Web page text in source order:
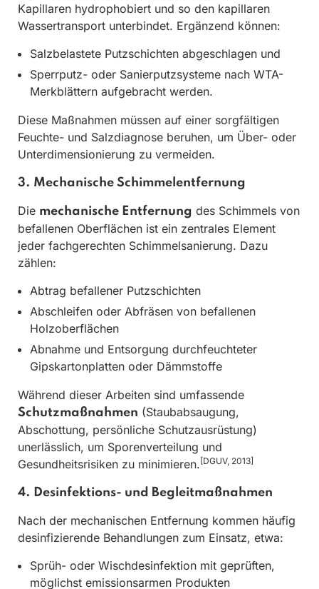
Kapillaren hydrophobiert und so den kapillaren
Wassertransport unterbindet. Ergänzend können:
Salzbelastete Putzschichten abgeschlagen und
Sperrputz- oder Sanierputzsysteme nach WTA-
Merkblättern aufgebracht werden.
Diese Maßnahmen müssen auf einer sorgfältigen
Feuchte- und Salzdiagnose beruhen, um Über- oder
Unterdimensionierung zu vermeiden.
3. Mechanische Schimmelentfernung
Die mechanische Entfernung des Schimmels von
befallenen Oberflächen ist ein zentrales Element
jeder fachgerechten Schimmelsanierung. Dazu
zählen:
Abtrag befallener Putzschichten
Abschleifen oder Abfräsen von befallenen
Holzoberflächen
Abnahme und Entsorgung durchfeuchteter
Gipskartonplatten oder Dämmstoffe
Während dieser Arbeiten sind umfassende
Schutzmaßnahmen (Staubabsaugung,
Abschottung, persönliche Schutzausrüstung)
unerlässlich, um Sporenverteilung und
Gesundheitsrisiken zu minimieren. [DGUV, 2013]
4. Desinfektions- und Begleitmaßnahmen
Nach der mechanischen Entfernung kommen häufig
desinfizierende Behandlungen zum Einsatz, etwa:
Sprüh- oder Wischdesinfektion mit geprüften,
möglichst emissionsarmen Produkten